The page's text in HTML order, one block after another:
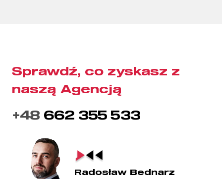
Sprawdź, co zyskasz z
naszą Agencją
+48 662 355 533
Radosław Bednarz